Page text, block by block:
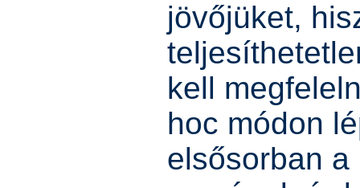
jövőjüket,
kell
hoc módon
elsősorban